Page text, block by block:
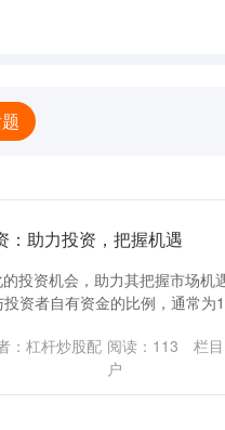
：助力投资，把握机遇
投资机会，助力其把握市场机
资者自有资金的比例，通常为
：杠杆炒股配 阅读： 113 栏目
户